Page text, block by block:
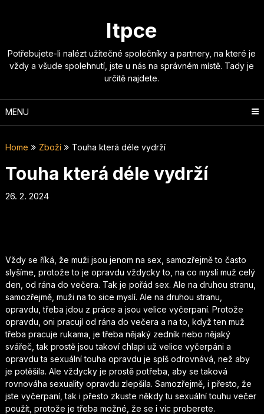
Itpce
Potřebujete-li nalézt užitečné společníky a partnery, na které je
vždy a všude spolehnutí, jste u nás na správném místě. Tady je
určitě najdete.
MENU
Home Zboží Touha která déle vydrží
Touha která déle vydrží
26. 2. 2024
Vždy se říká, že muži jsou jenom na sex, samozřejmě to často
slyšíme, protože to je opravdu vždycky to, na co myslí muž celý
den, od rána do večera. Tak je pořád sex. Ale na druhou stranu,
samozřejmě, muži na to sice myslí. Ale na druhou stranu,
opravdu, třeba jdou z práce a jsou velice vyčerpaní. Protože
opravdu, oni pracují od rána do večera a na to, když ten muž
třeba pracuje rukama, je třeba nějaký zedník nebo nějaký
svářeč, tak prostě jsou takoví chlapi už velice vyčerpáni a
opravdu ta sexuální touha opravdu je spíš odrovnává, než aby
je potěšila. Ale vždycky je prostě potřeba, aby se taková
rovnováha sexuality opravdu zlepšila. Samozřejmě, i přesto, že
jste vyčerpaní, tak i přesto zkuste někdy tu sexuální touhu večer
použít, protože je třeba možné, že se i víc proberete.